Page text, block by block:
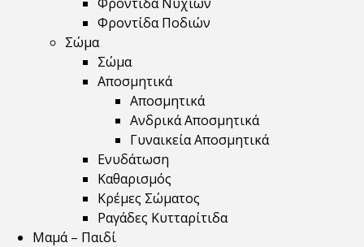
Φροντίδα Ποδιών
Σώμα
Σώμα
Αποσμητικά
Αποσμητικά
Ανδρικά Αποσμητικά
Γυναικεία Αποσμητικά
Ενυδάτωση
Καθαρισμός
Κρέμες Σώματος
Ραγάδες Κυτταρίτιδα
Μαμά – Παιδί